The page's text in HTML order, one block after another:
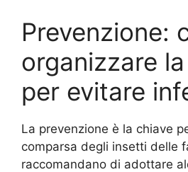
Prevenzione:
organizzare
per evitare
La prevenzione è la chiave
comparsa degli insetti delle
raccomandano di adottare